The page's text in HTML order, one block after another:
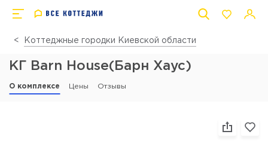
Коттеджные городки Киевской области
КГ Barn House(Барн Хаус)
О комплексе Цены Отзывы